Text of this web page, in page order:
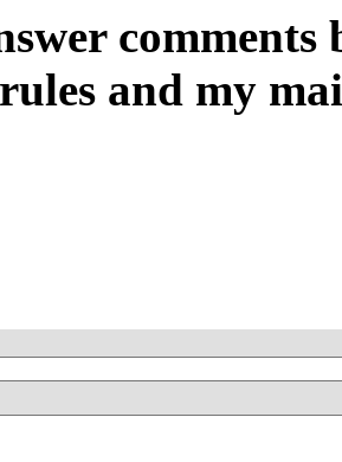
comments
and my